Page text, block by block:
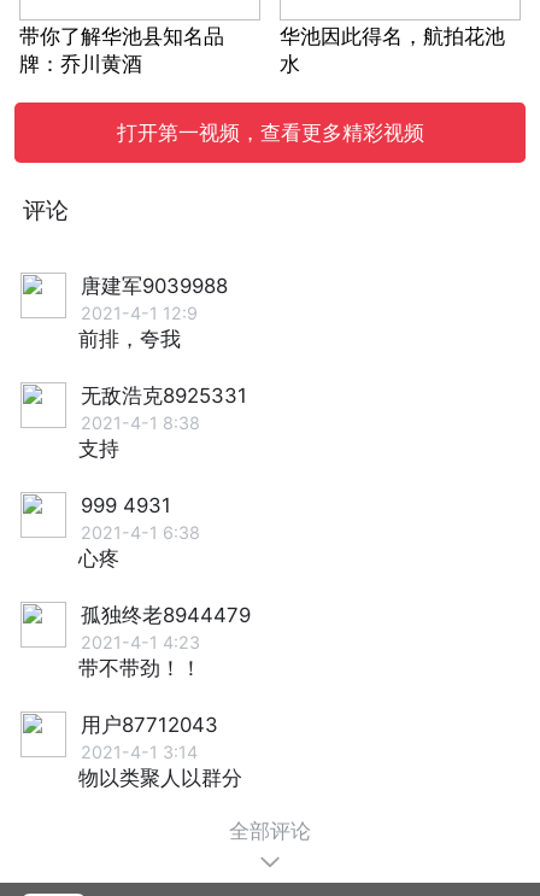
带你了解华池县知名品
牌：乔川黄酒
华池因此得名，航拍花池
水
打开第一视频，查看更多精彩视频
评论
唐建军9039988
2021-4-1 12:9
前排，夸我
无敌浩克8925331
2021-4-1 8:38
支持
999 4931
2021-4-1 6:38
心疼
孤独终老8944479
2021-4-1 4:23
带不带劲！！
用户87712043
2021-4-1 3:14
物以类聚人以群分
全部评论